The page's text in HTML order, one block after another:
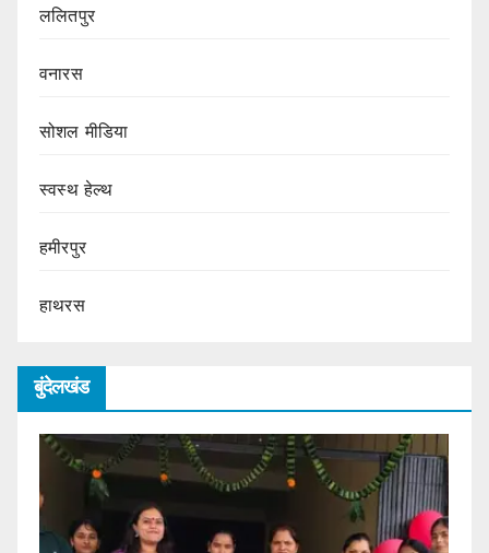
ललितपुर
वनारस
सोशल मीडिया
स्वस्थ हेल्थ
हमीरपुर
हाथरस
बुंदेलखंड